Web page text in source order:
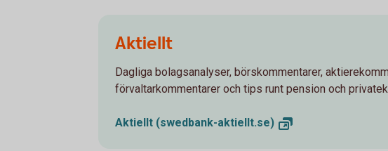
Aktiellt
Dagliga bolagsanalyser, börskommentarer,
förvaltarkommentarer och tips runt pension och
Aktiellt (swedbank-aktiellt.se)